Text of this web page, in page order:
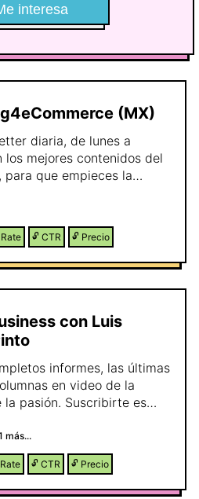
interesa
(MX)
diaria, de lunes a
los mejores contenidos del
para que empieces la
Marketing&eCommerce
con información
lanzamientos, guías,
🔓 CTR 🔓 Precio
con Luis
informes, las últimas
en video de la
la pasión. Suscribirte es
10 grandes
más...
🔓 CTR 🔓 Precio